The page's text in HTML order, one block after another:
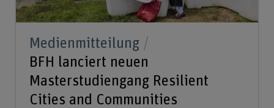
Medienmitteilung
BFH lanciert neuen
Masterstudiengang Resilient
Cities and Communities